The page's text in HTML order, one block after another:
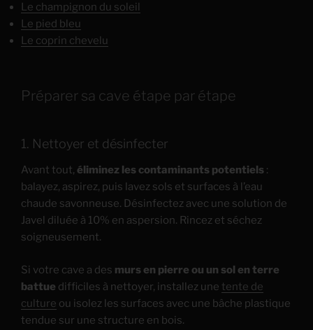
Le champignon du soleil
Le pied bleu
Le coprin chevelu
Préparer sa cave étape par étape
1. Nettoyer et désinfecter
Avant tout, éliminez les contaminants potentiels :
balayez, aspirez, puis lavez sols et surfaces à l’eau
chaude savonneuse. Désinfectez avec une solution de
Javel diluée à 10% en aspersion. Rincez et séchez
soigneusement.
Si votre cave a des murs en pierre ou un sol en terre
battue difficiles à nettoyer, installez une tente de
culture ou isolez les surfaces avec une bâche plastique
tendue sur une structure en bois.